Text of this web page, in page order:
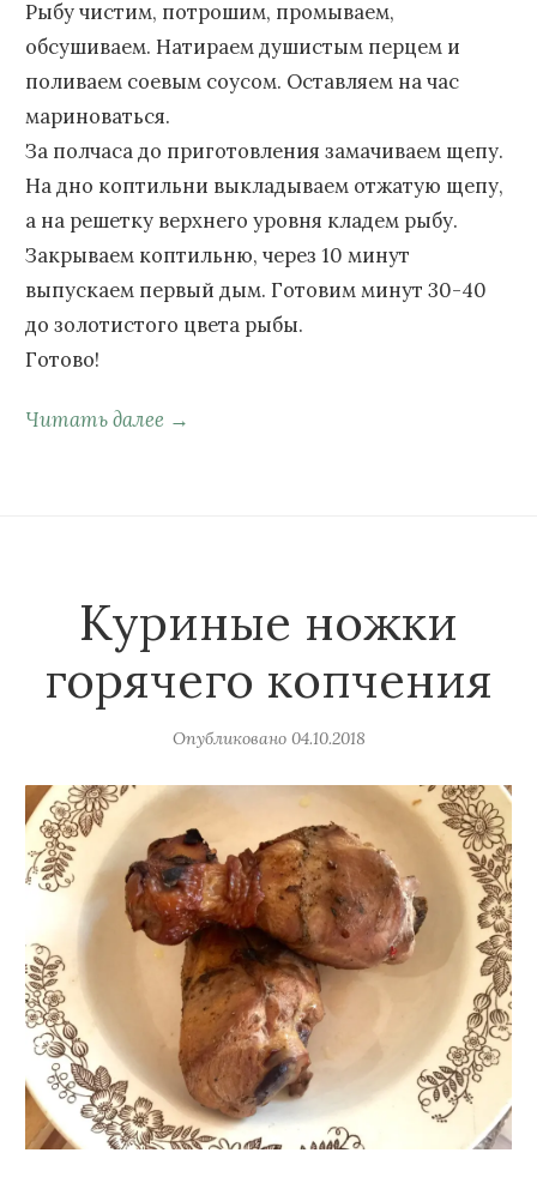
Рыбу чистим, потрошим, промываем,
обсушиваем. Натираем душистым перцем и
поливаем соевым соусом. Оставляем на час
мариноваться.
За полчаса до приготовления замачиваем щепу.
На дно коптильни выкладываем отжатую щепу,
а на решетку верхнего уровня кладем рыбу.
Закрываем коптильню, через 10 минут
выпускаем первый дым. Готовим минут 30-40
до золотистого цвета рыбы.
Готово!
Читать далее →
Куриные ножки
горячего копчения
Опубликовано 04.10.2018